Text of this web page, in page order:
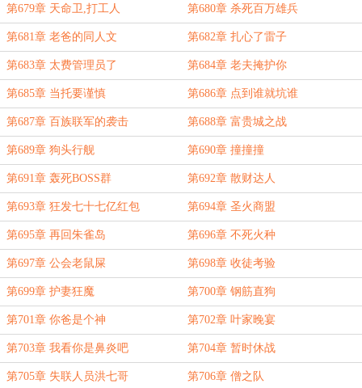
第679章 天命卫,打工人 第680章 杀死百万雄兵
第681章 老爸的同人文 第682章 扎心了雷子
第683章 太费管理员了 第684章 老夫掩护你
第685章 当托要谨慎 第686章 点到谁就坑谁
第687章 百族联军的袭击 第688章 富贵城之战
第689章 狗头行舰 第690章 撞撞撞
第691章 轰死BOSS群 第692章 散财达人
第693章 狂发七十七亿红包 第694章 圣火商盟
第695章 再回朱雀岛 第696章 不死火种
第697章 公会老鼠屎 第698章 收徒考验
第699章 护妻狂魔 第700章 钢筋直狗
第701章 你爸是个神 第702章 叶家晚宴
第703章 我看你是鼻炎吧 第704章 暂时休战
第705章 失联人员洪七哥 第706章 僧之队